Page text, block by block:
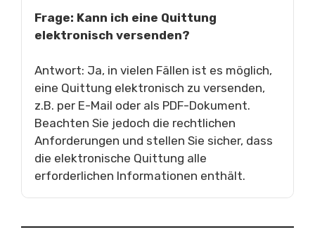
Frage: Kann ich eine Quittung
elektronisch versenden?
Antwort: Ja, in vielen Fällen ist es möglich,
eine Quittung elektronisch zu versenden,
z.B. per E-Mail oder als PDF-Dokument.
Beachten Sie jedoch die rechtlichen
Anforderungen und stellen Sie sicher, dass
die elektronische Quittung alle
erforderlichen Informationen enthält.